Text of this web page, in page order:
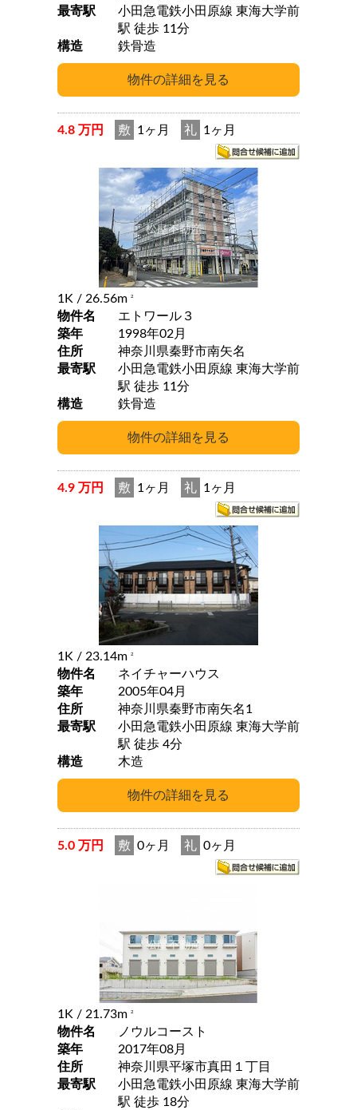
最寄駅
小田急電鉄小田原線 東海大学前
駅 徒歩 11分
構造
鉄骨造
4.8 万円 敷 1ヶ月 礼 1ヶ月
1K / 26.56m 2
物件名
エトワール３
築年
1998年02月
住所
神奈川県秦野市南矢名
最寄駅
小田急電鉄小田原線 東海大学前
駅 徒歩 11分
構造
鉄骨造
4.9 万円 敷 1ヶ月 礼 1ヶ月
1K / 23.14m 2
物件名
ネイチャーハウス
築年
2005年04月
住所
神奈川県秦野市南矢名1
最寄駅
小田急電鉄小田原線 東海大学前
駅 徒歩 4分
構造
木造
5.0 万円 敷 0ヶ月 礼 0ヶ月
1K / 21.73m 2
物件名
ノウルコースト
築年
2017年08月
住所
神奈川県平塚市真田１丁目
最寄駅
小田急電鉄小田原線 東海大学前
駅 徒歩 18分